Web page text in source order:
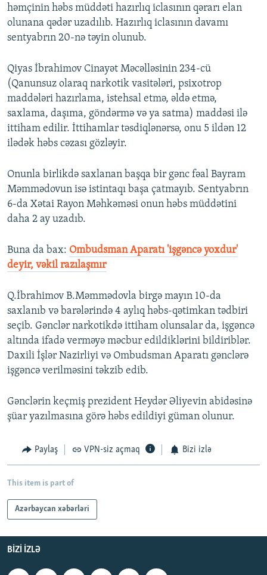
həmçinin həbs müddəti hazırlıq iclasının qərarı elan
olunana qədər uzadılıb. Hazırlıq iclasının davamı
sentyabrın 20-nə təyin olunub.
Qiyas İbrahimov Cinayət Məcəlləsinin 234-cü
(Qanunsuz olaraq narkotik vasitələri, psixotrop
maddələri hazırlama, istehsal etmə, əldə etmə,
saxlama, daşıma, göndərmə və ya satma) maddəsi ilə
ittiham edilir. İttihamlar təsdiqlənərsə, onu 5 ildən 12
ilədək həbs cəzası gözləyir.
Onunla birlikdə saxlanan başqa bir gənc fəal Bayram
Məmmədovun isə istintaqı başa çatmayıb. Sentyabrın
6-da Xətai Rayon Məhkəməsi onun həbs müddətini
daha 2 ay uzadıb.
Buna da bax:​ Ombudsman Aparatı 'işgəncə yoxdur'
deyir, vəkil razılaşmır
Q.İbrahimov B.Məmmədovla birgə mayın 10-da
saxlanıb və barələrində 4 aylıq həbs-qətimkan tədbiri
seçib. Gənclər narkotikdə ittiham olunsalar da, işgəncə
altında ifadə verməyə məcbur edildiklərini bildiriblər.
Daxili İşlər Nazirliyi və Ombudsman Aparatı gənclərə
işgəncə verilməsini təkzib edib.
Gənclərin keçmiş prezident Heydər Əliyevin abidəsinə
şüar yazılmasına görə həbs edildiyi güman olunur.
Paylaş VPN-siz açmaq Bizi izlə
This item is part of
Azərbaycan xəbərləri
BIZI IZLƏ